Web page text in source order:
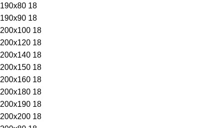
190x80 18
190x90 18
200x100 18
200x120 18
200x140 18
200x150 18
200x160 18
200x180 18
200x190 18
200x200 18